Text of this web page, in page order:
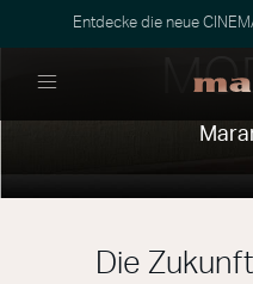
Entdecke die neue
Die